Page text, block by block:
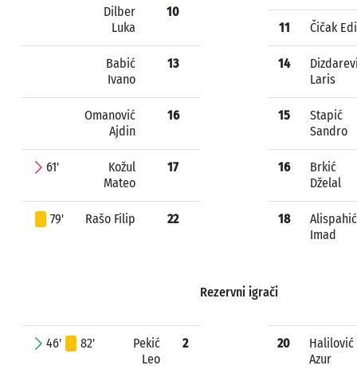
Dilber
Luka
10
Babić
Ivano
13
Omanović
Ajdin
16
61'
Kožul
Mateo
17
79' Rašo Filip 22
11 Čičak
14
Laris
15
Stapić
Sandro
16
Brkić
Dželal
18
Alispahić
Imad
Rezervni igrači
46' 82'
Pekić
Leo
2 20
Halilović
Azur